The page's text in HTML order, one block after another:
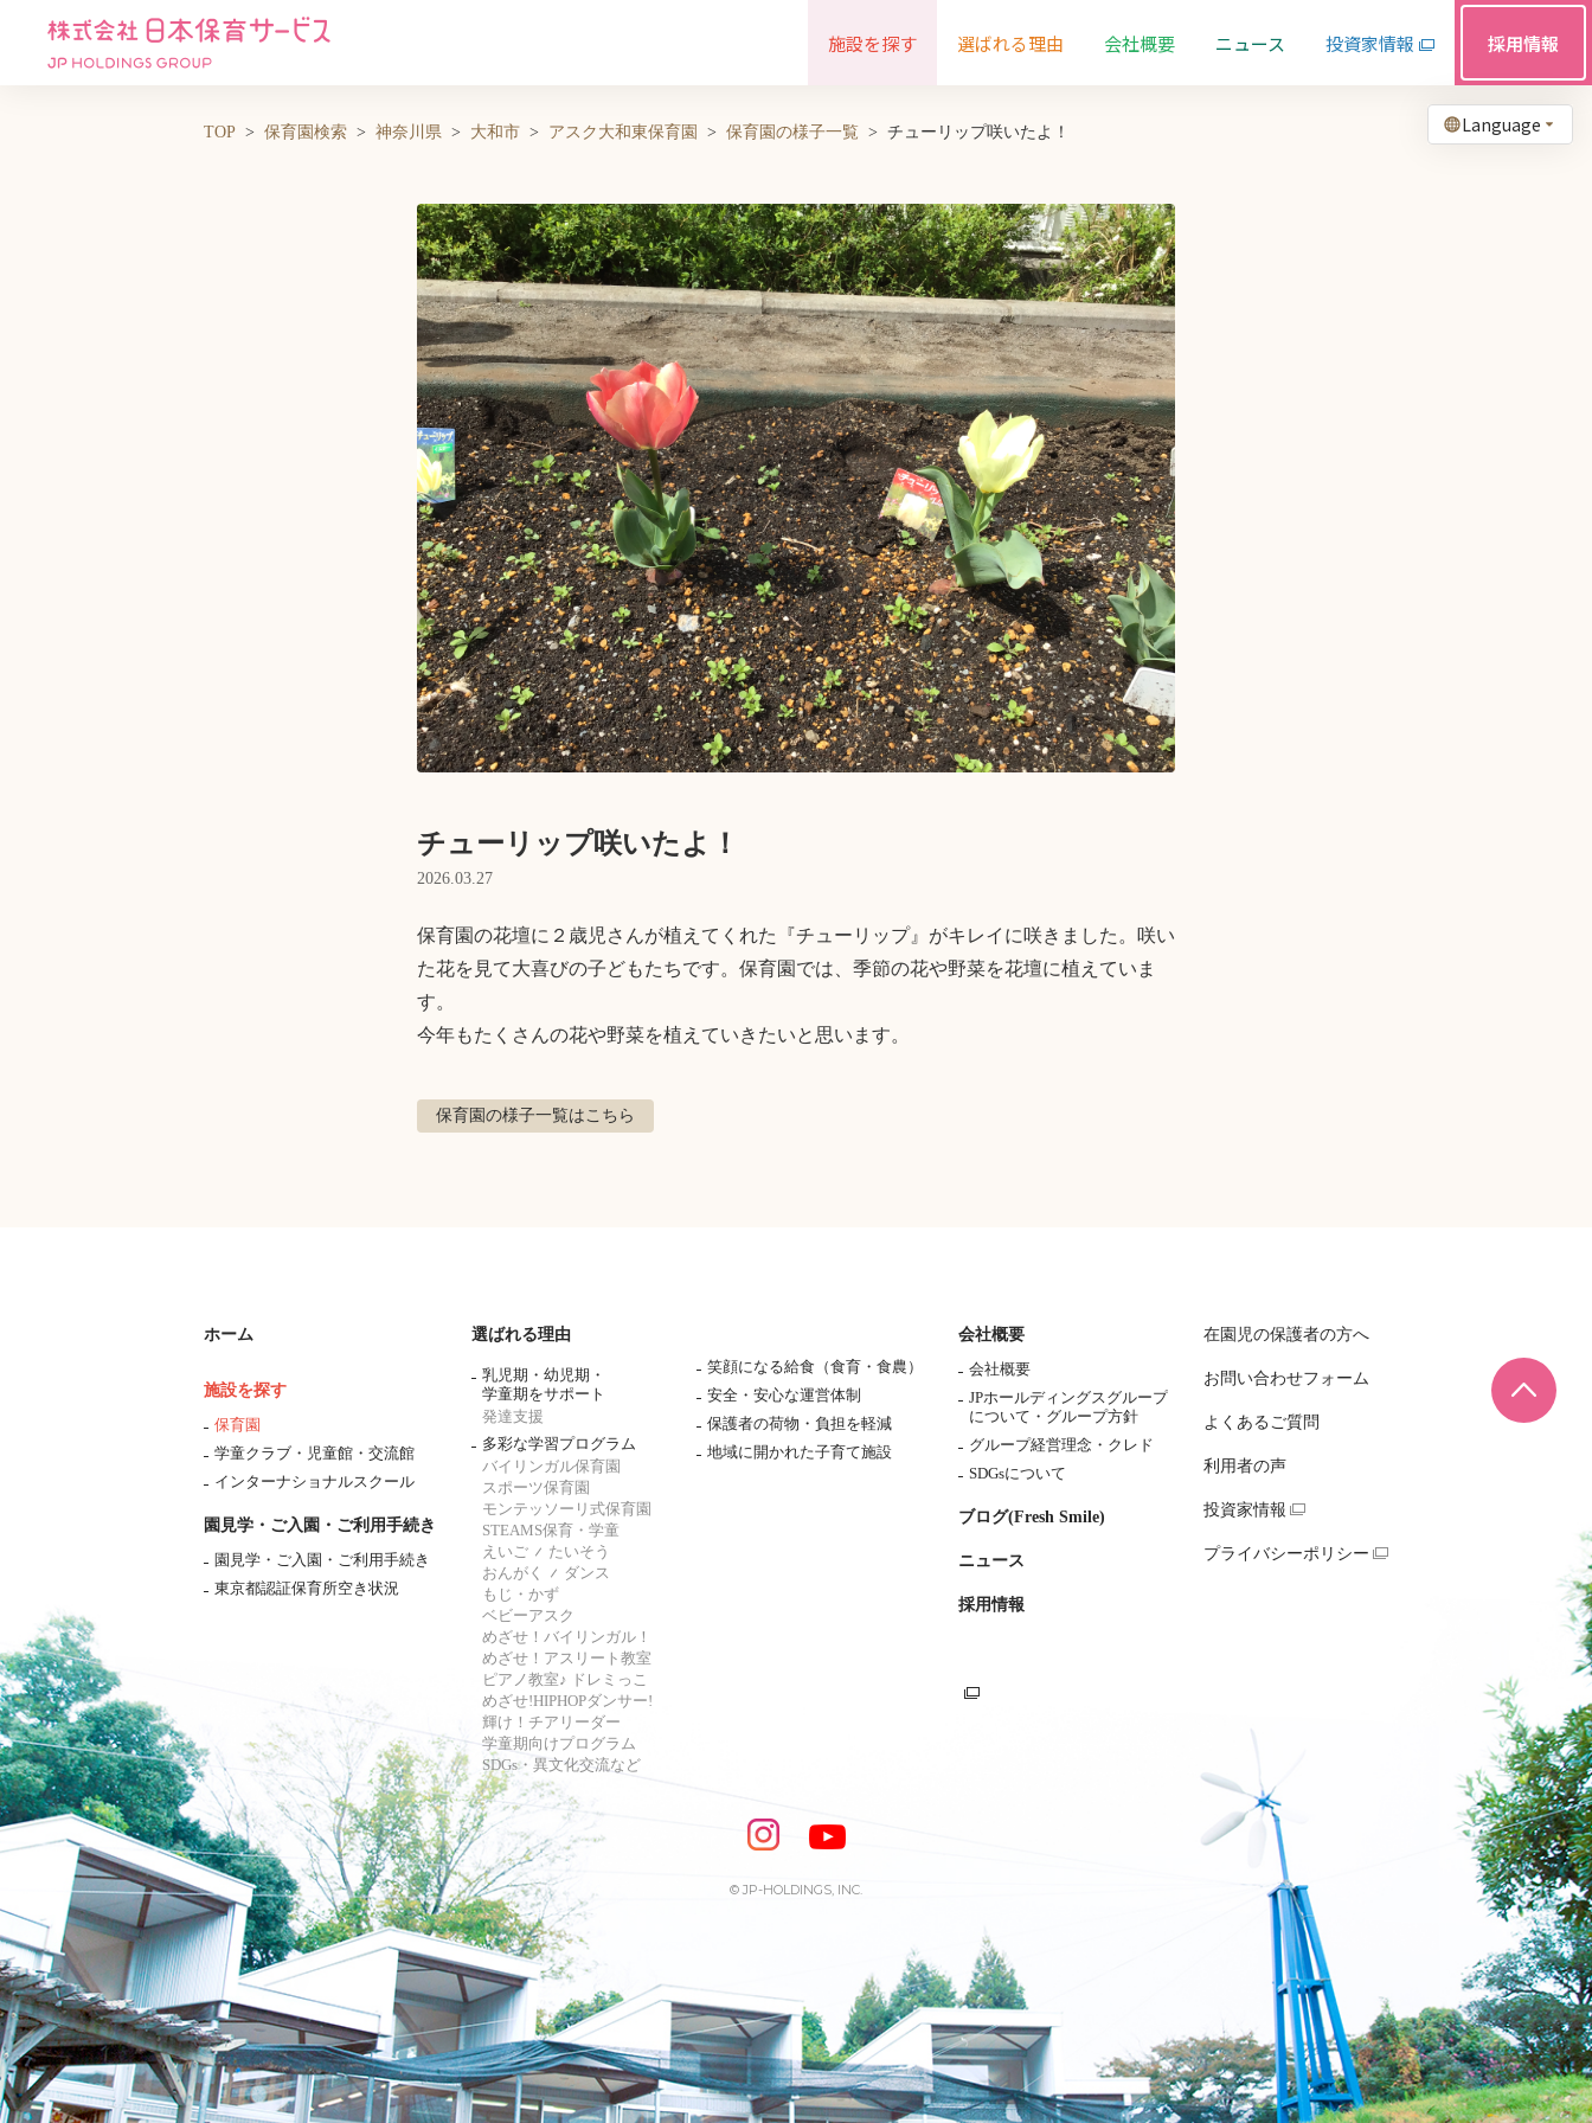
Language
施設を探す 選ばれる理由 会社概要 ニュース 投資家情報 採用情報
TOP 保育園検索 神奈川県 大和市 アスク大和東保育園 保育園の様子一覧 チューリップ咲いたよ！
チューリップ咲いたよ！
2026.03.27
保育園の花壇に２歳児さんが植えてくれた『チューリップ』がキレイに咲きました。咲い
た花を見て大喜びの子どもたちです。保育園では、季節の花や野菜を花壇に植えていま
す。
今年もたくさんの花や野菜を植えていきたいと思います。
保育園の様子一覧はこちら
ページ
ホーム
施設を探す
保育園
学童クラブ・児童館・交流館
インターナショナルスクール
園見学・ご入園・ご利用手続き
園見学・ご入園・ご利用手続き
東京都認証保育所空き状況
選ばれる理由
乳児期・幼児期・
学童期をサポート
発達支援
多彩な学習プログラム
バイリンガル保育園
スポーツ保育園
モンテッソーリ式保育園
STEAMS保育・学童
えいご
たいそう
おんがく
ダンス
もじ・かず
ベビーアスク
めざせ！バイリンガル！
めざせ！アスリート教室
ピアノ教室♪ ドレミっこ
めざせ!HIPHOPダンサー!
輝け！チアリーダー
学童期向けプログラム
SDGs・異文化交流など
笑顔になる給食（食育・食農）
安全・安心な運営体制
保護者の荷物・負担を軽減
地域に開かれた子育て施設
会社概要
会社概要
JPホールディングスグループ
について・ グループ方針
グループ経営理念・クレド
SDGsについて
ブログ(Fresh Smile)
ニュース
採用情報
在園児の保護者の方へ
お問い合わせフォーム
よくあるご質問
利用者の声
投資家情報
プライバシーポリシー
© JP-HOLDINGS, INC.